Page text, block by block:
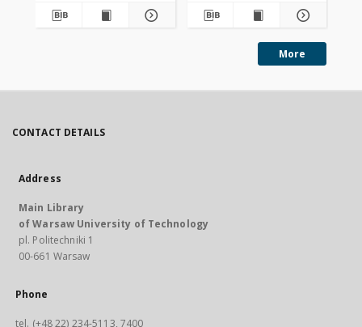
More
CONTACT DETAILS
Address
Main Library
of Warsaw University of Technology
pl. Politechniki 1
00-661 Warsaw
Phone
tel. (+48 22) 234-5113, 7400